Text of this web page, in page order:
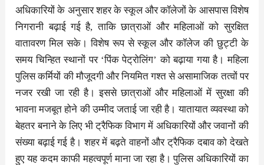
अधिकारियों के अनुसार शहर के स्कूल और कॉलेजों के आसपास विशेष
निगरानी बढ़ाई गई है, ताकि छात्राओं और महिलाओं को सुरक्षित
वातावरण मिल सके। विशेष रूप से स्कूल और कॉलेज की छुट्टी के
समय चिन्हित स्थानों पर ‘पिंक पेट्रोलिंग’ को बढ़ाया गया है। महिला
पुलिस कर्मियों की मौजूदगी और नियमित गश्त से असामाजिक तत्वों पर
नजर रखी जा रही है। इससे छात्राओं और महिलाओं में सुरक्षा की
भावना मजबूत होने की उम्मीद जताई जा रही है। यातायात व्यवस्था को
बेहतर बनाने के लिए भी ट्रैफिक विभाग में अधिकारियों और जवानों की
संख्या बढ़ाई गई है। शहर में बढ़ते वाहनों और ट्रैफिक दबाव को देखते
हुए यह कदम काफी महत्वपूर्ण माना जा रहा है। पुलिस अधिकारियों का